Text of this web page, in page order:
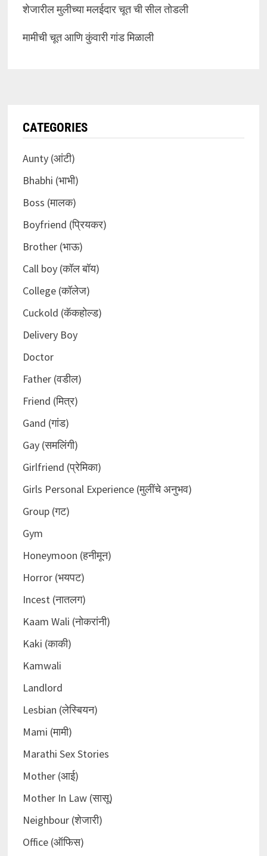
शेजारील मुलीच्या मलईदार चूत ची सील तोडली
मामीची चूत आणि कुंवारी गांड मिळाली
CATEGORIES
Aunty (आंटी)
Bhabhi (भाभी)
Boss (मालक)
Boyfriend (प्रियकर)
Brother (भाऊ)
Call boy (कॉल बॉय)
College (कॉलेज)
Cuckold (कॅकहोल्ड)
Delivery Boy
Doctor
Father (वडील)
Friend (मित्र)
Gand (गांड)
Gay (समलिंगी)
Girlfriend (प्रेमिका)
Girls Personal Experience (मुलींचे अनुभव)
Group (गट)
Gym
Honeymoon (हनीमून)
Horror (भयपट)
Incest (नातलग)
Kaam Wali (नोकरांनी)
Kaki (काकी)
Kamwali
Landlord
Lesbian (लेस्बियन)
Mami (मामी)
Marathi Sex Stories
Mother (आई)
Mother In Law (सासू)
Neighbour (शेजारी)
Office (ऑफिस)